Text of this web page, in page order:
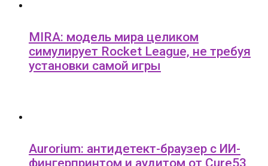
MIRA: модель мира целиком
симулирует Rocket League, не требуя
установки самой игры
Aurorium: антидетект-браузер с ИИ-